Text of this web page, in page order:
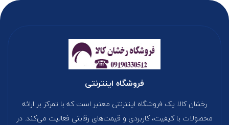
فروشگاه اینترنتی
رخشان کالا یک فروشگاه اینترنتی معتبر است که با تمرکز بر ارائه
محصولات با کیفیت، کاربردی و قیمت‌های رقابتی فعالیت می‌کند. در